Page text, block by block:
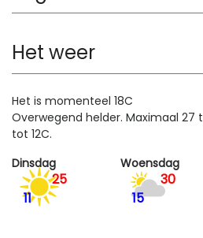
Het weer
Het is momenteel 18C
Overwegend helder. Maximaal 27
tot 12C.
Dinsdag
11
25
Woensdag
15
30